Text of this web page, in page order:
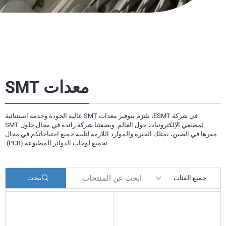
معدات SMT
في شركة ESMT، نلتزم بتوفير معدات SMT عالية الجودة وخدمة استثنائية
لمصنعي الإلكترونيات حول العالم. وبصفتنا شركة رائدة في مجال حلول SMT
مقرها في الصين، نمتلك الخبرة والموارد اللازمة لتلبية جميع احتياجاتكم في مجال
تجميع لوحات الدوائر المطبوعة (PCB).
يبحث